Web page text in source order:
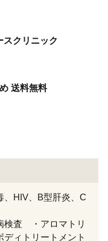
クリニック
送料無料
、HIV、B型肝炎、C
検査 ・アロマトリ
ィトリートメント